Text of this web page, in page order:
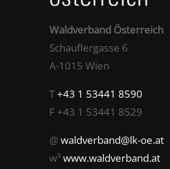
Waldverband Österreich
Schauflergasse 6
A-1015 Wien
T+43 1 53441 8590
F +43 1 53441 8529
@ waldverband@lk-oe.at
w³www.waldverband.at